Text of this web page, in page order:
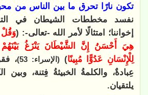
تكون نارًا تحرق ما بين الناس من
نفسد مخططات الشيطان في
إخواننا؛ امتثالًا لأمر الله -تعالى-: (وَقُلْ
هِيَ أَحْسَنُ إِنَّ الشَّيْطَانَ يَنْزَغُ
لِلْإِنْسَانِ عَدُوًّا مُبِينًا)(الإسراء: 53)
،
عِبادةٌ، والكلمةُ الخبيثةُ فِتنة، وبين
يلتقيان.